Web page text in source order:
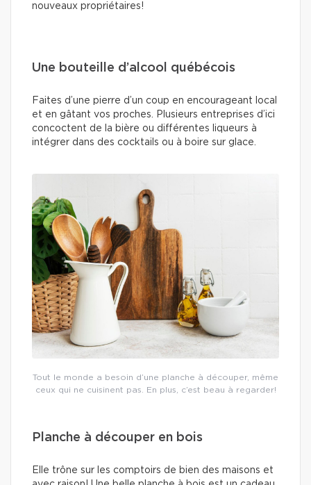
nouveaux propriétaires!
Une bouteille d’alcool québécois
Faites d’une pierre d’un coup en encourageant local
et en gâtant vos proches. Plusieurs entreprises d’ici
concoctent de la bière ou différentes liqueurs à
intégrer dans des cocktails ou à boire sur glace.
Tout le monde a besoin d’une planche à découper, même
ceux qui ne cuisinent pas. En plus, c’est beau à regarder!
Planche à découper en bois
Elle trône sur les comptoirs de bien des maisons et